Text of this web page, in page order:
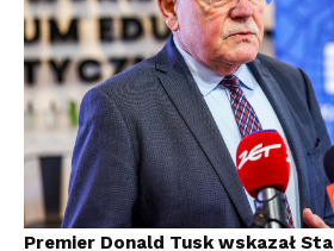
Premier Donald Tusk wskazał